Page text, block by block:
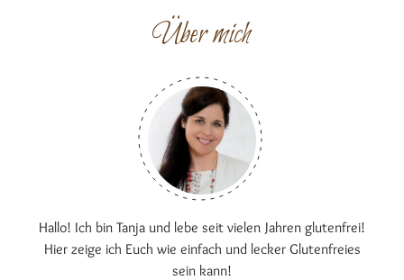
Über mich
Hallo! Ich bin Tanja und lebe seit vielen Jahren glutenfrei!
Hier zeige ich Euch wie einfach und lecker Glutenfreies
sein kann!